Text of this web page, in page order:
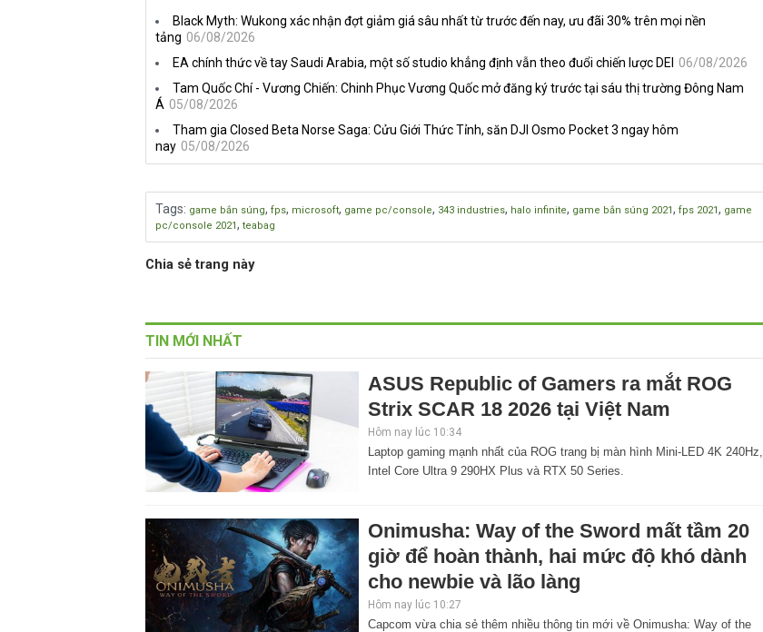
Black Myth: Wukong xác nhận đợt giảm giá sâu nhất từ trước đến nay, ưu đãi 30% trên mọi nền
tảng 06/08/2026
EA chính thức về tay Saudi Arabia, một số studio khẳng định vẫn theo đuổi chiến lược DEI
06/08/2026
Tam Quốc Chí - Vương Chiến: Chinh Phục Vương Quốc mở đăng ký trước tại sáu thị trường Đông Nam
Á 05/08/2026
Tham gia Closed Beta Norse Saga: Cửu Giới Thức Tỉnh, săn DJI Osmo Pocket 3 ngay hôm
nay 05/08/2026
Tags: game bắn súng, fps, microsoft, game pc/console, 343 industries, halo infinite, game bắn súng 2021, fps 2021, game
pc/console 2021, teabag
Chia sẻ trang này
TIN MỚI NHẤT
ASUS Republic of Gamers ra mắt ROG
Strix SCAR 18 2026 tại Việt Nam
Hôm nay lúc 10:34
Laptop gaming mạnh nhất của ROG trang bị màn hình Mini-LED 4K 240Hz,
Intel Core Ultra 9 290HX Plus và RTX 50 Series.
Onimusha: Way of the Sword mất tầm 20
giờ để hoàn thành, hai mức độ khó dành
cho newbie và lão làng
Hôm nay lúc 10:27
Capcom vừa chia sẻ thêm nhiều thông tin mới về Onimusha: Way of the